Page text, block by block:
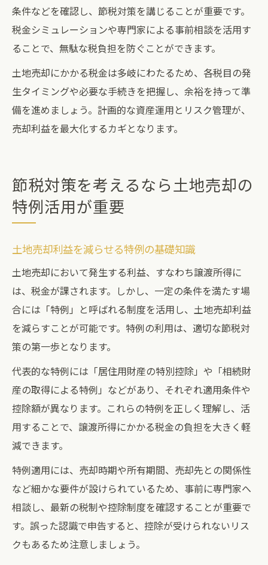
条件などを確認し、節税対策を講じることが重要です。
税金シミュレーションや専門家による事前相談を活用す
ることで、無駄な税負担を防ぐことができます。
土地売却にかかる税金は多岐にわたるため、各税目の発
生タイミングや必要な手続きを把握し、余裕を持って準
備を進めましょう。計画的な資産運用とリスク管理が、
売却利益を最大化するカギとなります。
節税対策を考えるなら土地売却の
特例活用が重要
土地売却利益を減らせる特例の基礎知識
土地売却において発生する利益、すなわち譲渡所得に
は、税金が課されます。しかし、一定の条件を満たす場
合には「特例」と呼ばれる制度を活用し、土地売却利益
を減らすことが可能です。特例の利用は、適切な節税対
策の第一歩となります。
代表的な特例には「居住用財産の特別控除」や「相続財
産の取得による特例」などがあり、それぞれ適用条件や
控除額が異なります。これらの特例を正しく理解し、活
用することで、譲渡所得にかかる税金の負担を大きく軽
減できます。
特例適用には、売却時期や所有期間、売却先との関係性
など細かな要件が設けられているため、事前に専門家へ
相談し、最新の税制や控除制度を確認することが重要で
す。誤った認識で申告すると、控除が受けられないリス
クもあるため注意しましょう。